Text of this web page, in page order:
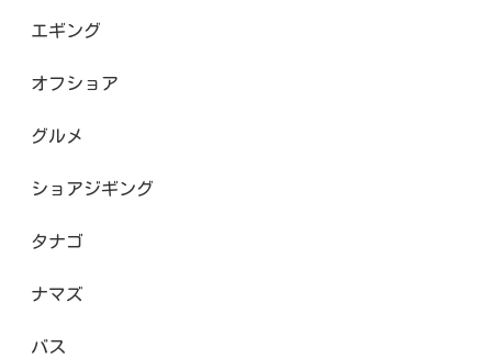
エギング
オフショア
グルメ
ショアジギング
タナゴ
ナマズ
バス